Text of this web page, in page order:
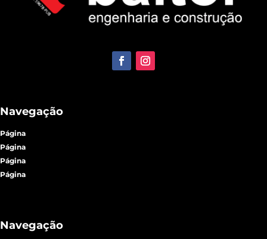
Navegação
Página
Página
Página
Página
Navegação